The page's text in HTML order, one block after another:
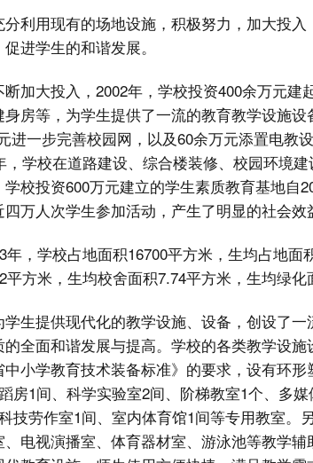
分利用现有的场地设施，积极努力，加大投
进学生的和谐发展。
加大投入，2002年，学校投资400余万元建
房等，为学生提供了一流的教育教学设施
进一步完善校园网，以及60余万元添置电教
，学校在道路建设、综合楼装修、校园环境
校投资600万元建立的学生素质教育基地自
万人次学生参加活动，产生了明显的社会效
年，学校占地面积16700平方米，生均占地
平方米，生均校舍面积7.74平方米，生均绿
学生提供现代化的教学设施、设备，创设了
的全面和谐发展与提高。学校的各类教学设
中小学教育技术装备标准》的要求，设有环
房1间、科学实验室2间、阶梯教室1个、多
技劳作室1间、室内体育馆1间等专用教室。
电视演播室、体育器材室、游泳池等教学